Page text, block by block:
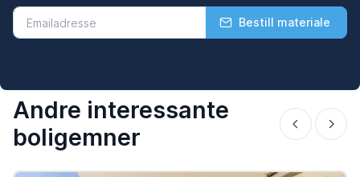
Bestill materiale
Andre interessante
boligemner